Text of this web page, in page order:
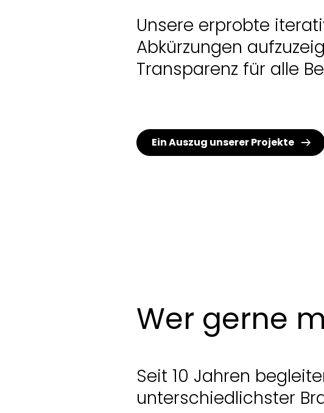
Unsere erprobte
Abkürzungen
Transparenz für alle
Ein Auszug unserer Projekte
Wer gerne
Seit 10 Jahren
unterschiedlichster